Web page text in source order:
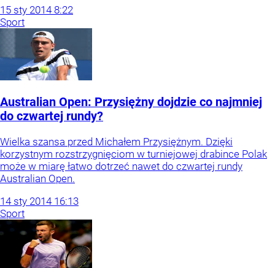
15 sty 2014 8:22
Sport
Australian Open: Przysiężny dojdzie co najmniej
do czwartej rundy?
Wielka szansa przed Michałem Przysiężnym. Dzięki
korzystnym rozstrzygnięciom w turniejowej drabince Polak
może w miarę łatwo dotrzeć nawet do czwartej rundy
Australian Open.
14 sty 2014 16:13
Sport